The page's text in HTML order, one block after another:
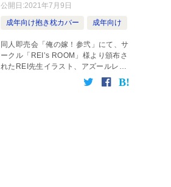
公開日:2021年7月9日
成年向け抱き枕カバー 成年向け
同人即売会「俺の嫁！参弐」にて、サ
ークル「REI’s ROOM」様より頒布さ
れたREI先生イラスト、アズールレー
ン ダイドーの抱き枕カバーを高価買取
させていただきました！ 商品販売ペー